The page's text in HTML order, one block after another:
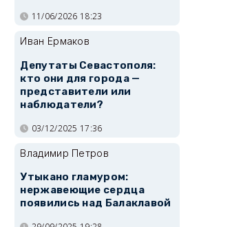
11/06/2026 18:23
Иван Ермаков
Депутаты Севастополя:
кто они для города —
представители или
наблюдатели?
03/12/2025 17:36
Владимир Петров
Утыкано гламуром:
нержавеющие сердца
появились над Балаклавой